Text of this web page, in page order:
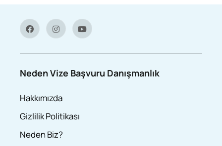
Neden Vize Başvuru Danışmanlık
Hakkımızda
Gizlilik Politikası
Neden Biz?